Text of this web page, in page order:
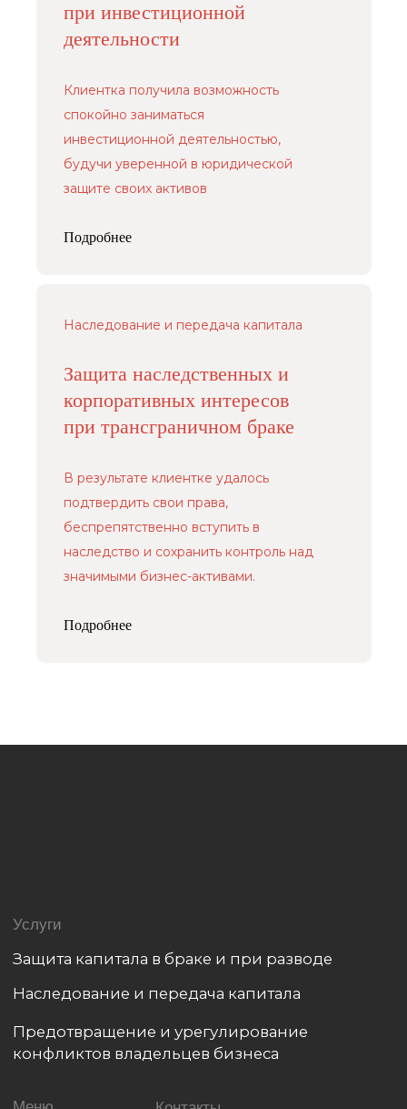
при инвестиционной
деятельности
Клиентка получила возможность
спокойно заниматься
инвестиционной деятельностью,
будучи уверенной в юридической
защите своих активов
Подробнее
Наследование и передача капитала
Защита наследственных и
корпоративных интересов
при трансграничном браке
В результате клиентке удалось
подтвердить свои права,
беспрепятственно вступить в
наследство и сохранить контроль над
значимыми бизнес-активами.
Подробнее